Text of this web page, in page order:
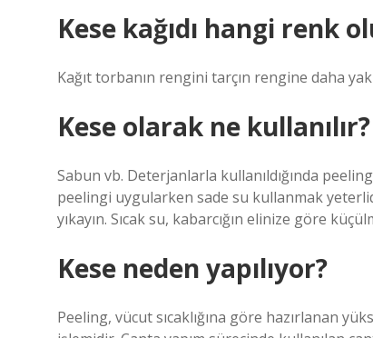
Kese kağıdı hangi renk
Kağıt torbanın rengini tarçın rengine daha
Kese olarak ne kullanılır?
Sabun vb. Deterjanlarla kullanıldığında
peelingi uygularken sade su kullanmak
yıkayın. Sıcak su, kabarcığın elinize göre
Kese neden yapılıyor?
Peeling, vücut sıcaklığına göre hazırlanan